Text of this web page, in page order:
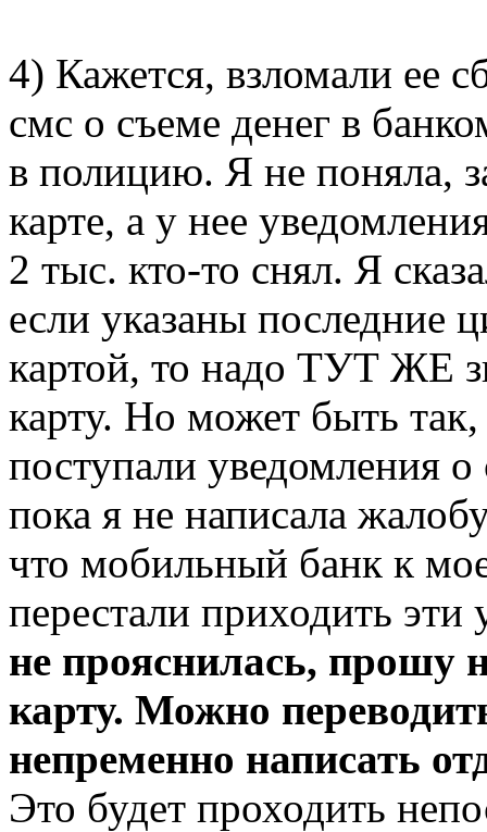
4) Кажется, взломали ее
смс о съеме денег в
в полицию. Я не поняла,
карте, а у нее
2 тыс. кто-то снял. Я
если указаны последние
картой, то надо ТУТ ЖЕ
карту. Но может быть
поступали уведомления
пока я не написала
что мобильный банк к
перестали приходить
не прояснилась, прошу
карту. Можно
непременно написать
Это будет проходить